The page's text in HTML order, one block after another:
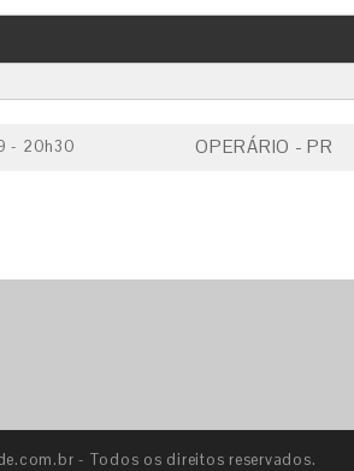
- 20h30 OPERÁRIO - PR
- Todos os direitos reservados.